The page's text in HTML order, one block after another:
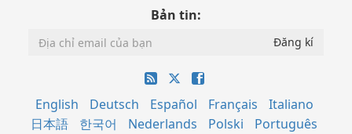
Bản tin:
English Deutsch Español Français
Italiano
日本語
한국어 Nederlands Polski
Português